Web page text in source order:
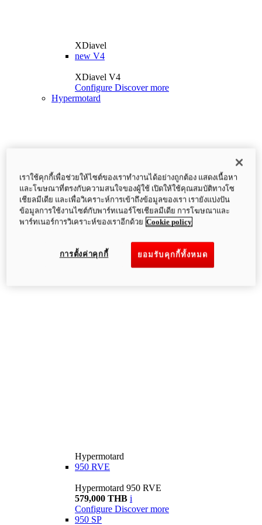
XDiavel
new V4
XDiavel V4
Configure Discover more
Hypermotard
Hypermotard
950 RVE
Hypermotard 950 RVE
579,000 THB i
Configure Discover more
950 SP
เราใช้คุกกี้เพื่อช่วยให้ไซต์ของเราทำงานได้อย่างถูกต้อง แสดงเนื้อหา
และโฆษณาที่ตรงกับความสนใจของผู้ใช้ เปิดให้ใช้คุณสมบัติทางโซ
เชียลมีเดีย และเพื่อวิเคราะห์การเข้าถึงข้อมูลของเรา เรายังแบ่งปัน
ข้อมูลการใช้งานไซต์กับพาร์ทเนอร์โซเชียลมีเดีย การโฆษณาและ
พาร์ทเนอร์การวิเคราะห์ของเราอีกด้วย Cookie policy
ยอมรับคุกกี้ทั้งหมด
การตั้งค่าคุกกี้